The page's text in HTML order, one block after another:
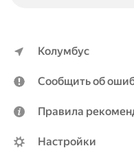
Колумбус
Сообщить об
Правила
Настройки